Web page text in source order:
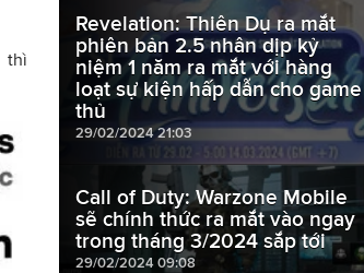
thì
Revelation: Thiên Dụ ra mắt
phiên bản 2.5 nhân dịp kỷ
niệm 1 năm ra mắt với hàng
loạt sự kiện hấp dẫn cho game
thủ
29/02/2024 21:03
Call of Duty: Warzone Mobile
sẽ chính thức ra mắt vào ngay
trong tháng 3/2024 sắp tới
29/02/2024 09:08